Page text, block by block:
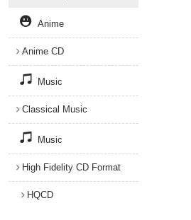
Anime
Anime CD
Music
Classical Music
Music
High Fidelity CD Format
HQCD